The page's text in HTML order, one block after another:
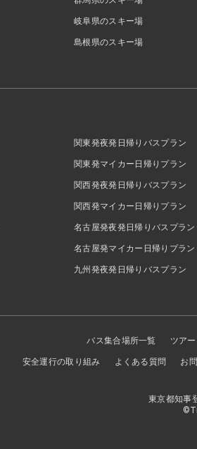
岐阜県のスキー場
島根県のスキー場
関東発夜発日帰りバスプラン
関東発マイカー日帰りプラン
関西発夜発日帰りバスプラン
関西発マイカー日帰りプラン
名古屋発夜発日帰りバスプラン
名古屋発マイカー日帰りプラン
九州発夜発日帰りバスプラン
バス集合場所一覧 ツア
安全運行の取り組み よくある質問 お
東京都知事